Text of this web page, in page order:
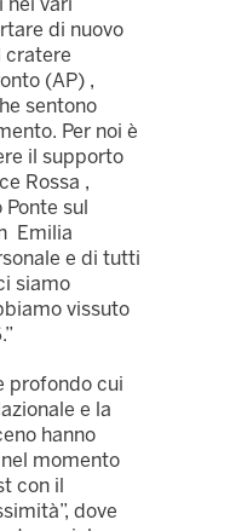
di nuovo
cratere
(AP) ,
sentono
Per noi è
il supporto
Rossa ,
sul
Emilia
e di tutti
siamo
vissuto
profondo cui
e la
hanno
momento
con il
dove